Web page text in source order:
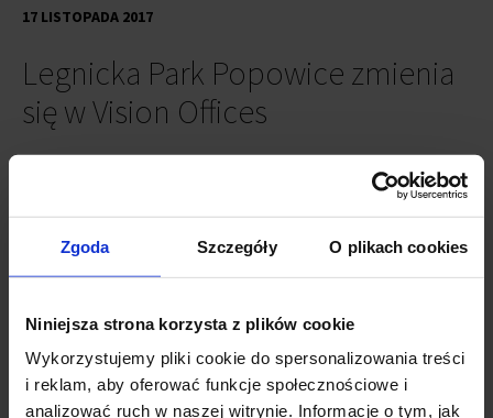
Zgoda Szczegóły O plikach cookies
Niniejsza strona korzysta z plików cookie
Wykorzystujemy pliki cookie do spersonalizowania treści
i reklam, aby oferować funkcje społecznościowe i
analizować ruch w naszej witrynie. Informacje o tym, jak
Legnicka Park Popowice zmienia
się w Vision Offices
17 LISTOPADA 2017
Budynek przy ulicy Legnickiej 55 we Wrocławiu znany dotychczas
jako Legnicka Park Popowice zmienia się w Vision Offices. Oprócz
zostaną wprowadzone zmiany w kolorystyce, system prezentacji
logotypów najemców a elewacja zostanie podwyższona i
Vision Offices to budynek oferujący zarówno powierzchnie
biurowe jak i handlowe. Został wybudowany w 2009 roku a sławę
między mieszkańcami zyskał dzięki charakterystycznym krzywym